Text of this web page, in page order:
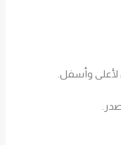
لأعلى وأسفل.